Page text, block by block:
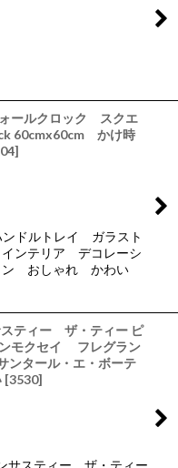
ールクロック スクエ
60cmx60cm かけ時
]
ドルトレイ ガラスト
ンテリア デコレーシ
ン おしゃれ かわい
スティー ザ・ティー ピ
モクセイ フレグラン
ンタール・エ・ボーテ
[3530]
サスティー ザ・ティー